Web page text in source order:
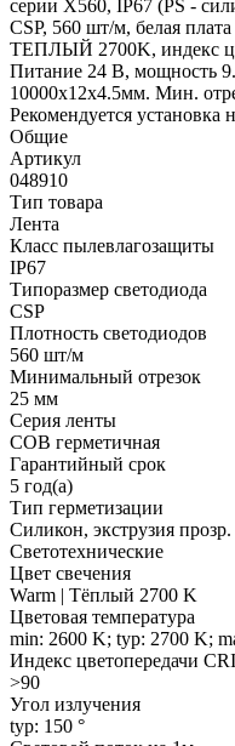
серии X560, IP67 (PS -
CSP, 560 шт/м, белая
ТЕПЛЫЙ 2700K, индекс
Питание 24 В, мощность
10000x12x4.5мм. Мин.
Рекомендуется установка
Общие
Артикул
048910
Тип товара
Лента
Класс пылевлагозащиты
IP67
Типоразмер светодиода
CSP
Плотность светодиодов
560 шт/м
Минимальный отрезок
25 мм
Серия ленты
COB герметичная
Гарантийный срок
5 год(а)
Тип герметизации
Силикон, экструзия прозр.
Светотехнические
Цвет свечения
Warm | Тёплый 2700 K
Цветовая температура
min: 2600 K; typ: 2700 K;
Индекс цветопередачи
>90
Угол излучения
typ: 150 °